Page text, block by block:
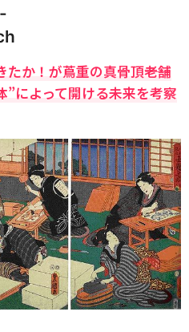
たか！が蔦重の真骨頂――老舗
”によって開ける未来を考察